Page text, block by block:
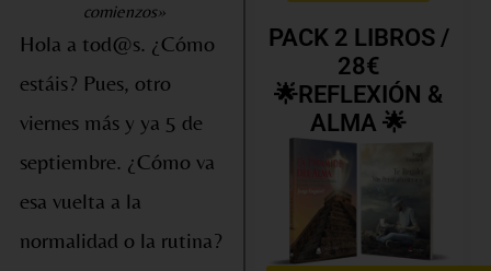
comienzos»
Hola a tod@s. ¿Cómo
estáis? Pues, otro
viernes más y ya 5 de
septiembre. ¿Cómo va
esa vuelta a la
normalidad o la rutina?
PACK 2 LIBROS /
28€
🌟REFLEXIÓN &
ALMA 🌟